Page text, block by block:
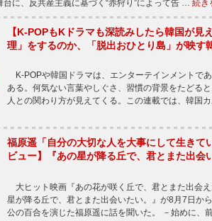
に、反共産主義に基づく“赤狩り”によって告 … 続き
【K-POPもKドラマも深読みしたら韓国が見
理」をするのか、「脱出おひとり島」が映す
K-POPや韓国ドラマは、エンターテインメントで
ある。何気ない言葉やしぐさ、習慣の背景をたどる
人との関わり方が見えてくる。この連載では、韓国
福原遥「自分の大切な人を大事にして生きて
ビュー】『あの星が降る丘で、君とまた出会
大ヒット映画『あの花が咲く丘で、君とまた出会
星が降る丘で、君とまた出会いたい。』が8月7日か
公の百合を演じた福原遥に話を聞いた。 －始めに、